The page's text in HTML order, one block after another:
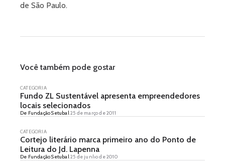
de São Paulo.
Você também pode gostar
CATEGORIA
Fundo ZL Sustentável apresenta empreendedores
locais selecionados
De Fundação Setubal25 de março de 2011
CATEGORIA
Cortejo literário marca primeiro ano do Ponto de
Leitura do Jd. Lapenna
De Fundação Setubal25 de junho de 2010